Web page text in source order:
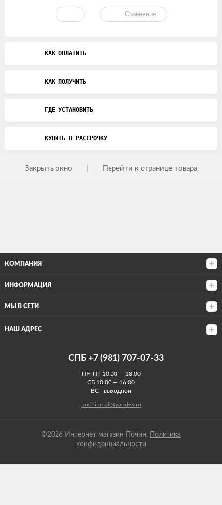
Сравнение
КАК ОПЛАТИТЬ
КАК ПОЛУЧИТЬ
ГДЕ УСТАНОВИТЬ
КУПИТЬ В РАССРОЧКУ
Закрыть окно Перейти к странице товара
КОМПАНИЯ
ИНФОРМАЦИЯ
МЫ В СЕТИ
НАШ АДРЕС
СПБ +7 (981) 707-07-33
ПН-ПТ 10:00 — 18:00
СБ 10:00 — 16:00
ВС - выходной
pochinmail@yandex.ru
©2026 Интернет магазин Почин.
Политика
конфиденциальности